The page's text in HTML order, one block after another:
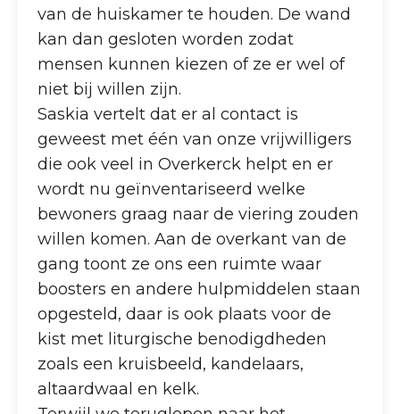
van de huiskamer te houden. De wand
kan dan gesloten worden zodat
mensen kunnen kiezen of ze er wel of
niet bij willen zijn.
Saskia vertelt dat er al contact is
geweest met één van onze vrijwilligers
die ook veel in Overkerck helpt en er
wordt nu geïnventariseerd welke
bewoners graag naar de viering zouden
willen komen. Aan de overkant van de
gang toont ze ons een ruimte waar
boosters en andere hulpmiddelen staan
opgesteld, daar is ook plaats voor de
kist met liturgische benodigdheden
zoals een kruisbeeld, kandelaars,
altaardwaal en kelk.